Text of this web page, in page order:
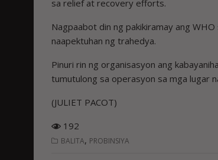
sa relief at recovery efforts.
Nagpaabot din ng pakikiramay ang
naapektuhan ng trahedya.
Pinuri rin ng organisasyon ang
tumutulong sa operasyon sa mga lugar
(JULIET PACOT)
192
BALITA, PROBINSIYA